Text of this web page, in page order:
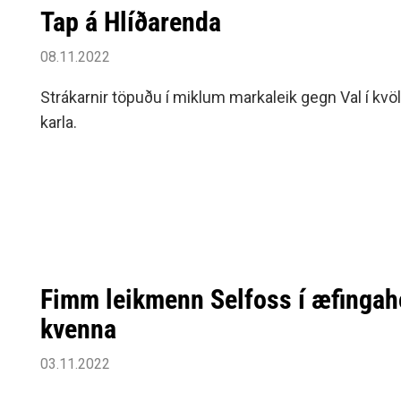
Tap á Hlíðarenda
08.11.2022
Strákarnir töpuðu í miklum markaleik gegn Val í
karla.
Fimm leikmenn Selfoss í
kvenna
03.11.2022